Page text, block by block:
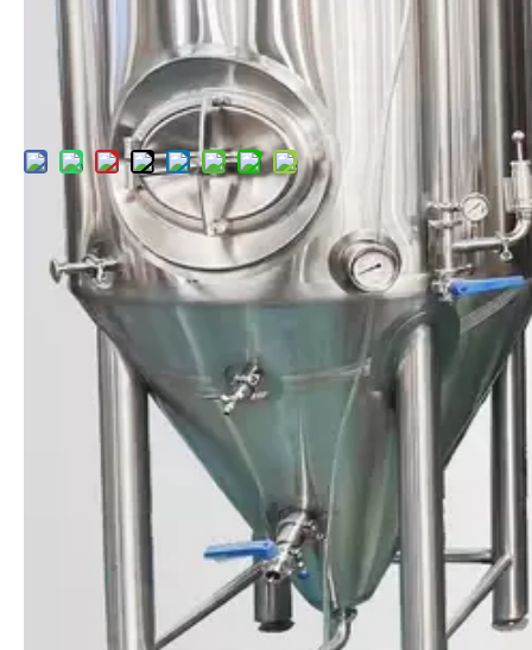
1000L Microbrewery Fermenter
Запрос цены Добавить в корзину
Описание продукта
1000L Microbrewery Fermenter